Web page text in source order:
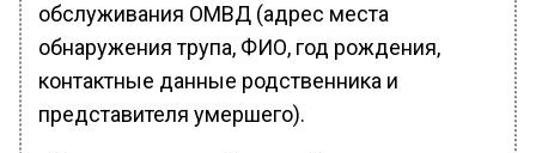
обслуживания ОМВД (адрес места
обнаружения трупа, ФИО, год рождения,
контактные данные родственника и
представителя умершего).